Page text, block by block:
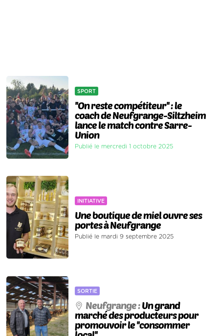
SPORT
''On reste compétiteur'' : le
coach de Neufgrange-Siltzheim
lance le match contre Sarre-
Union
Publié le mercredi 1 octobre 2025
INITIATIVE
Une boutique de miel ouvre ses
portes à Neufgrange
Publié le mardi 9 septembre 2025
SORTIE
Neufgrange :Un grand
marché des producteurs pour
promouvoir le ''consommer